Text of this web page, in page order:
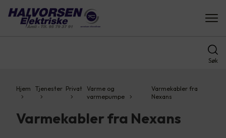
Søk
Hjem Tjenester Privat
Varme og
varmepumpe
Varmekabler fra
Nexans
Varmekabler fra Nexans